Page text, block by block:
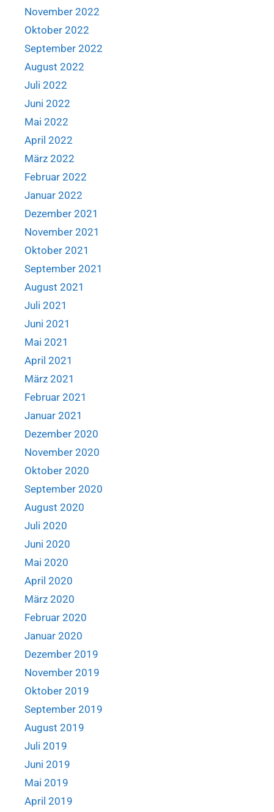
November 2022
Oktober 2022
September 2022
August 2022
Juli 2022
Juni 2022
Mai 2022
April 2022
März 2022
Februar 2022
Januar 2022
Dezember 2021
November 2021
Oktober 2021
September 2021
August 2021
Juli 2021
Juni 2021
Mai 2021
April 2021
März 2021
Februar 2021
Januar 2021
Dezember 2020
November 2020
Oktober 2020
September 2020
August 2020
Juli 2020
Juni 2020
Mai 2020
April 2020
März 2020
Februar 2020
Januar 2020
Dezember 2019
November 2019
Oktober 2019
September 2019
August 2019
Juli 2019
Juni 2019
Mai 2019
April 2019